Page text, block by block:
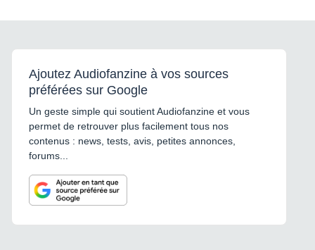
Ajoutez Audiofanzine à vos sources
préférées sur Google
Un geste simple qui soutient Audiofanzine et vous
permet de retrouver plus facilement tous nos
contenus : news, tests, avis, petites annonces,
forums...